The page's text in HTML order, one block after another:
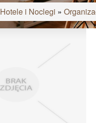
Hotele i Noclegi »